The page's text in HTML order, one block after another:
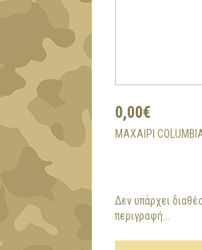
0,00€
ΜΑΧΑΊΡΙ
Δεν υπάρχει
περιγραφή...